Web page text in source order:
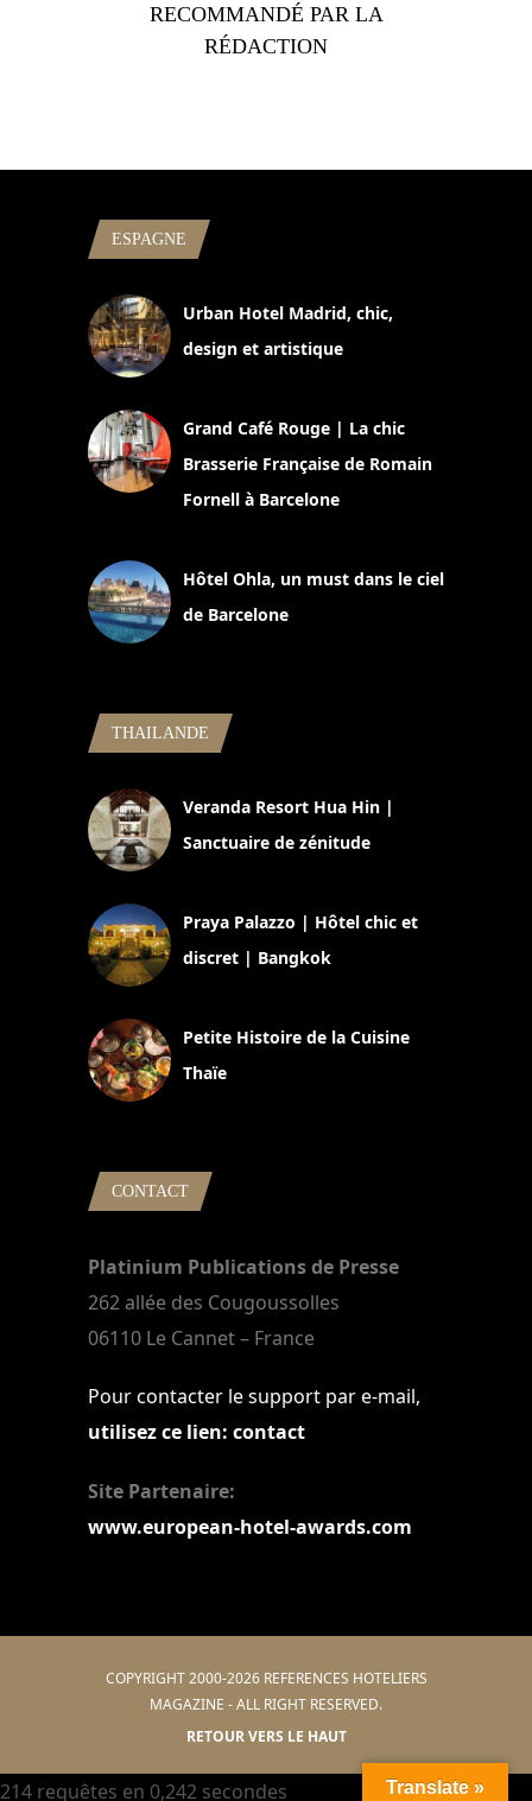
RECOMMANDÉ PAR LA
RÉDACTION
ESPAGNE
Urban Hotel Madrid, chic,
design et artistique
Grand Café Rouge | La chic
Brasserie Française de Romain
Fornell à Barcelone
Hôtel Ohla, un must dans le ciel
de Barcelone
THAILANDE
Veranda Resort Hua Hin |
Sanctuaire de zénitude
Praya Palazzo | Hôtel chic et
discret | Bangkok
Petite Histoire de la Cuisine
Thaïe
CONTACT
Platinium Publications de Presse
262 allée des Cougoussolles
06110 Le Cannet – France
Pour contacter le support par e-mail,
utilisez ce lien: contact
Site Partenaire:
www.european-hotel-awards.com
COPYRIGHT 2000-2026 REFERENCES HOTELIERS
MAGAZINE - ALL RIGHT RESERVED.
RETOUR VERS LE HAUT
Translate »
214 requêtes en 0,242 secondes